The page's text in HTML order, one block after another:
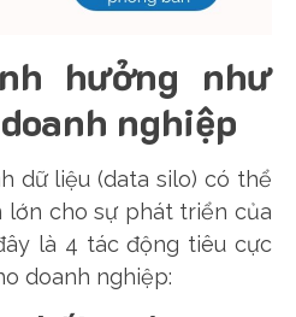
hưởng như
nghiệp
dữ liệu (data silo) có thể
lớn cho sự phát triển của
là 4 tác động tiêu cực
doanh nghiệp: